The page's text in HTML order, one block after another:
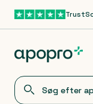
Gå til hovedindhold